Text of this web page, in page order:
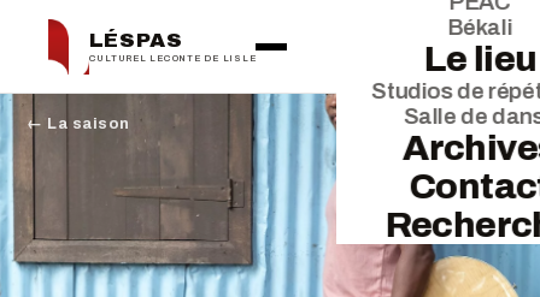
LÉSPAS
CULTUREL LECONTE DE LISLE
Békali
Le lieu
Studios de
Salle de
← La saison